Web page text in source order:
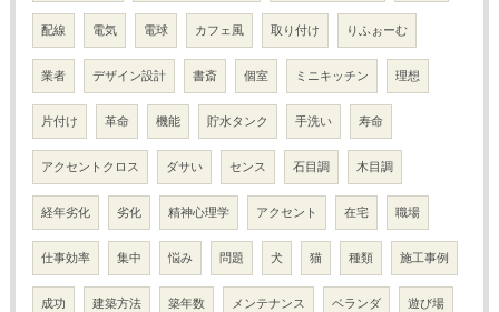
配線 電気 電球 カフェ風 取り付け りふぉーむ
業者 デザイン設計 書斎 個室 ミニキッチン 理想
片付け 革命 機能 貯水タンク 手洗い 寿命
アクセントクロス ダサい センス 石目調 木目調
経年劣化 劣化 精神心理学 アクセント 在宅 職場
仕事効率 集中 悩み 問題 犬 猫 種類 施工事例
成功 建築方法 築年数 メンテナンス ベランダ 遊び場